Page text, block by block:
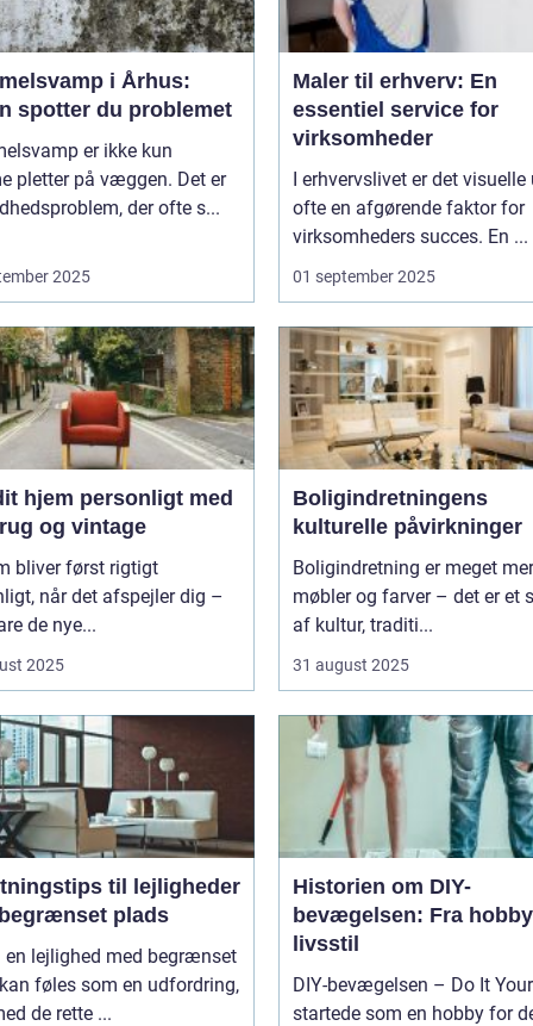
i Århus:
spotter du problemet
er ikke kun
pletter på væggen. Det er
der ofte s...
2025
Maler til erhverv: En
essentiel service for
virksomheder
I erhvervslivet er det visuelle
ofte en afgørende faktor for
virksomheders succes. En ...
01 september 2025
hjem personligt med
og vintage
bliver først rigtigt
når det afspejler dig –
de nye...
2025
Boligindretningens
kulturelle påvirkninger
Boligindretning er meget
møbler og farver – det er et
af kultur, traditi...
31 august 2025
til lejligheder
plads
en lejlighed med begrænset
føles som en udfordring,
de rette ...
Historien om DIY-
bevægelsen: Fra
livsstil
DIY-bevægelsen – Do It
startede som en hobby for